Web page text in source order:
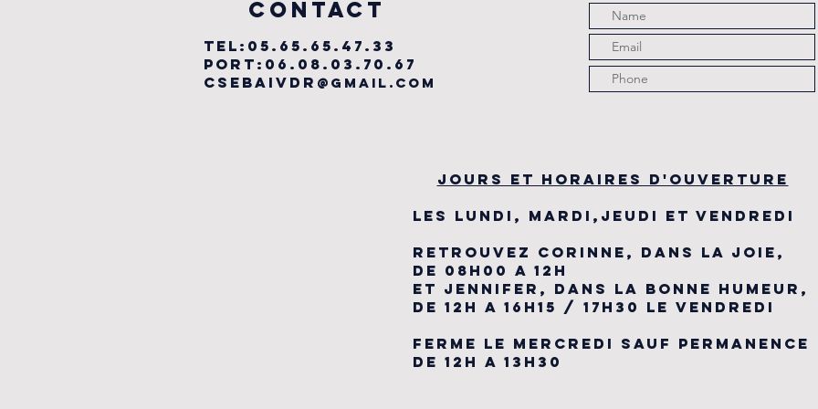
COntact
TEL:05.65.65.47.33
PORT:06.08.03.70.67
csebaivdr @gmail.com
JOURS ET HORAIRES D'OUVERTURE
LES LUNDI, MARDI,JEUDI ET VENDREDI
RETROUVEZ CORINNE, DANS LA JOIE,
DE 08H00 A 12H
ET JENNIFER, DANS LA BONNE HUMEUR,
DE 12H A 16H15 / 17H30 LE VENDREDI
FERME LE MERCREDI SAUF PERMANENCE
DE 12H A 13H30